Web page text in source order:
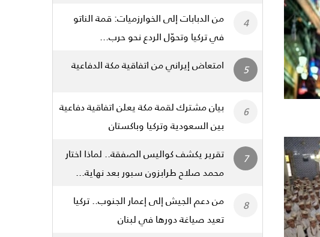
من الدبابات إلى الخوارزميات: قمة الناتو
في تركيا وتحوّل الردع نحو حرب...
امتعاض إيراني من اتفاقية مكة الدفاعية
بيان مشترك لقمة مكة يعلن اتفاقية دفاعية
بين السعودية وتركيا وباكستان
تقرير يكشف كواليس الصفقة.. لماذا اختار
محمد صلاح طرابزون سبور بعد نهاية...
من دعم الجيش إلى إعمار الجنوب.. تركيا
تعيد صياغة دورها في لبنان